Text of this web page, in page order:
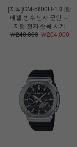
[지샥]GM-5600U-1 메탈
베젤 방수 남자 군인 디
지털 전자 손목 시계
￦240,000￦204,000